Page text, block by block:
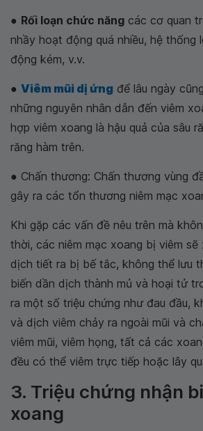
● Rối loạn chức năng các cơ quan
nhầy hoạt động quá nhiều, hệ thống
động kém, v.v.
● Viêm mũi dị ứng để lâu ngày
những nguyên nhân dẫn đến viêm
hợp viêm xoang là hậu quả của sâu
răng hàm trên.
● Chấn thương: Chấn thương vùng
gây ra các tổn thương niêm mạc
Khi gặp các vấn đề nêu trên mà
thời, các niêm mạc xoang bị viêm sẽ
dịch tiết ra bị bế tắc, không thể lưu
biến dần dịch thành mủ và hoại tử
ra một số triệu chứng như đau đầu,
và dịch viêm chảy ra ngoài mũi và
viêm mũi, viêm họng, tất cả các
đều có thể viêm trực tiếp hoặc lây
3. Triệu chứng nhận
xoang